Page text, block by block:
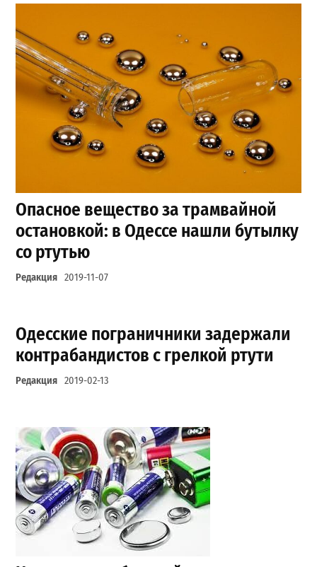
Опасное вещество за трамвайной
остановкой: в Одессе нашли бутылку
со ртутью
Редакция 2019-11-07
Одесские пограничники задержали
контрабандистов с грелкой ртути
Редакция 2019-02-13